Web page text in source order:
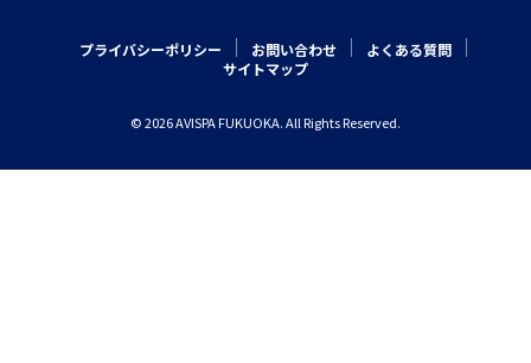
プライバシーポリシー お問い合わせ
よくある質問
サイトマップ
© 2026 AVISPA FUKUOKA. All Rights Reserved.